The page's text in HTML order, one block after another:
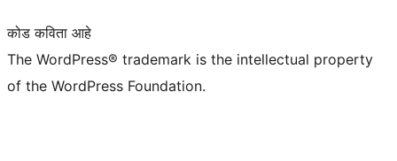
कोड कविता आहे
The WordPress® trademark is the intellectual property
of the WordPress Foundation.